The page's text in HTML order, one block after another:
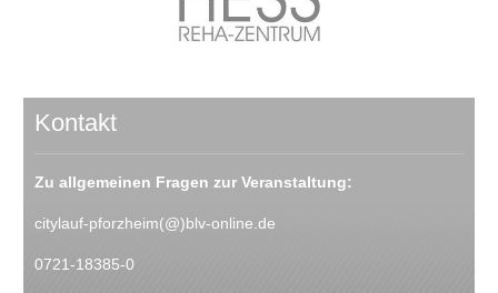
Kontakt
Zu allgemeinen Fragen zur Veranstaltung:
citylauf-pforzheim(@)blv-online.de
0721-18385-0